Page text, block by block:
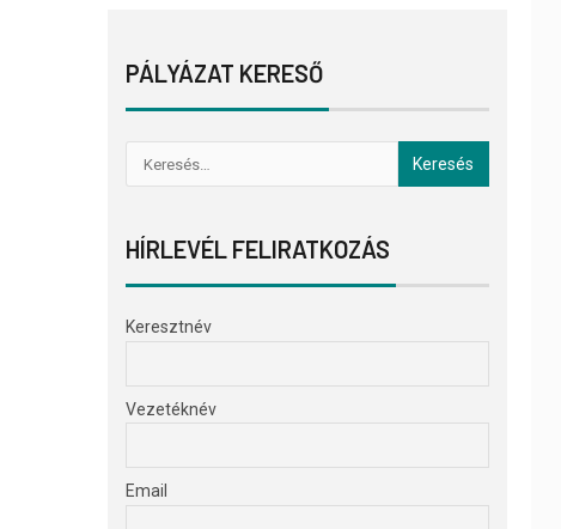
PÁLYÁZAT KERESŐ
HÍRLEVÉL FELIRATKOZÁS
Keresztnév
Vezetéknév
Email